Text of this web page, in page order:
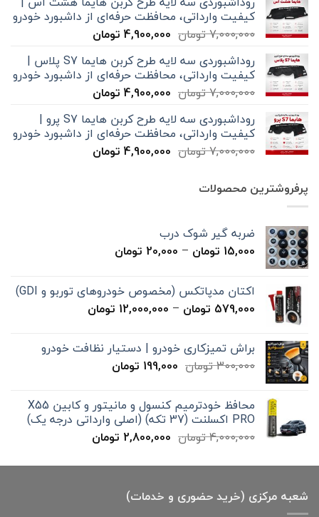
7,000,000 تومان
بود.
4,900,000 تومان
است.
کیفیت وارداتی، محافظت حرفه‌ای از داشبورد خودرو
7,000,000تومان قیمت
7,000,000 تومان
بود.
4,900,000 تومانقیمت
4,900,000 تومان
است.
روداشبوردی سه‌ لایه طرح کربن هایما S7 پلاس |
کیفیت وارداتی، محافظت حرفه‌ای از داشبورد خودرو
7,000,000تومان قیمت
7,000,000 تومان
بود.
4,900,000 تومانقیمت
4,900,000 تومان
است.
روداشبوردی سه‌ لایه طرح کربن هایما S7 پرو |
کیفیت وارداتی، محافظت حرفه‌ای از داشبورد خودرو
7,000,000تومان قیمت
4,900,000 تومانقیمت
پرفروشترین محصولات
ضربه گیر شوک درب
15,000 تومان –
20,000 تومان
تا
20,000 تومان
اکتان مدپاتکس (مخصوص خودروهای توربو و GDI)
579,000 تومان –
12,000,000 تومان
تا
براش تمیزکاری خودرو | دستیار نظافت خودرو
300,000تومان قیمت
بود.
199,000 تومانقیمت
199,000 تومان
است. محافظ خودترمیم کنسول و مانیتور و کابین X55
PRO اکسلنت (37 تکه) (اصلی وارداتی درجه یک)
4,000,000تومان قیمت
4,000,000 تومان
2,800,000 تومانقیمت
2,800,000 تومان
شعبه مرکزی (خرید حضوری و خدمات)